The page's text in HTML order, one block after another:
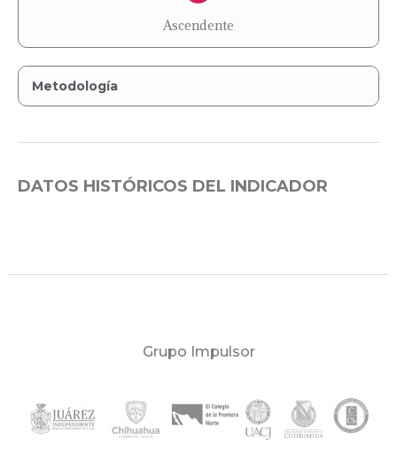
Ascendente
Metodología
DATOS HISTÓRICOS DEL INDICADOR
Grupo Impulsor